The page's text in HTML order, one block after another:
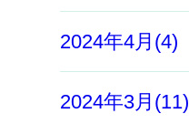
2024年4月(4)
2024年3月(11)